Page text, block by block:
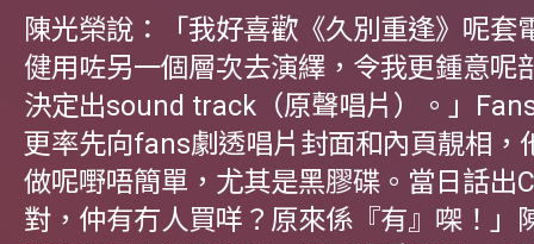
陳光榮說：「我好喜歡《久別重逢》呢套
健用咗另一個層次去演繹，令我更鍾意呢
決定出sound track（原聲唱片）。」
更率先向fans劇透唱片封面和內頁靚相，
做呢嘢唔簡單，尤其是黑膠碟。當日話出
對，仲有冇人買咩？原來係『有』㗎！」